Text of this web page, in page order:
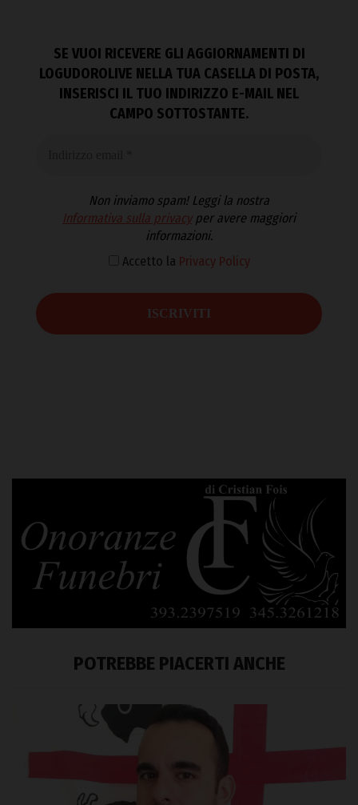
SE VUOI RICEVERE GLI AGGIORNAMENTI DI
LOGUDOROLIVE NELLA TUA CASELLA DI POSTA,
INSERISCI IL TUO INDIRIZZO E-MAIL NEL
CAMPO SOTTOSTANTE.
Non inviamo spam! Leggi la nostra
Informativa sulla privacyper avere maggiori
informazioni.
Accetto la Privacy Policy
POTREBBE PIACERTI ANCHE